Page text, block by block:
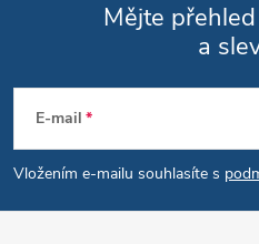
Mějte
a
E-mail
Vložením e-mailu souhlasíte s